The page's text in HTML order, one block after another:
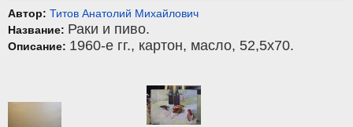
Автор: Титов Анатолий Михайлович
Название: Раки и пиво.
Описание: 1960-е гг., картон, масло, 52,5x70.